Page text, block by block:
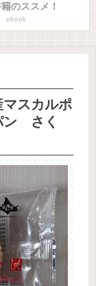
のススメ！
ebook
スカルポ
ン さく